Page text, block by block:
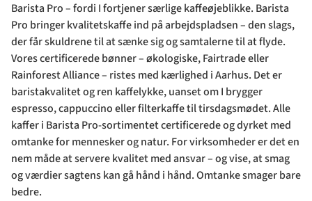
Barista Pro – fordi I fortjener særlige kaffeøjeblikke. Barista
Pro bringer kvalitetskaffe ind på arbejdspladsen – den slags,
der får skuldrene til at sænke sig og samtalerne til at flyde.
Vores certificerede bønner – økologiske, Fairtrade eller
Rainforest Alliance – ristes med kærlighed i Aarhus. Det er
baristakvalitet og ren kaffelykke, uanset om I brygger
espresso, cappuccino eller filterkaffe til tirsdagsmødet. Alle
kaffer i Barista Pro-sortimentet certificerede og dyrket med
omtanke for mennesker og natur. For virksomheder er det en
nem måde at servere kvalitet med ansvar – og vise, at smag
og værdier sagtens kan gå hånd i hånd. Omtanke smager bare
bedre.